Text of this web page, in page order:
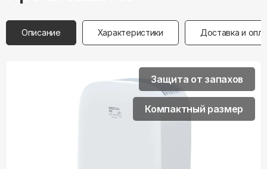
Описание Характеристики Доставка и
Защита от запахов
Компактный размер